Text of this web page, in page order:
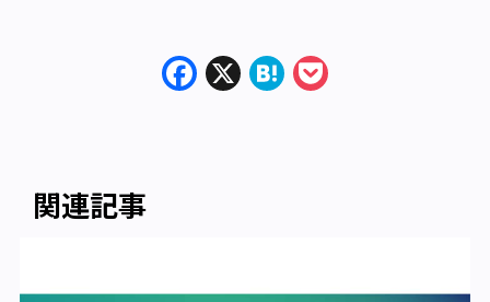
Facebook
X Hatena
関連記事